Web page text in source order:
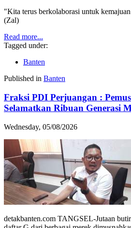
"Kita terus berkolaborasi untuk
(Zal)
Read more...
Tagged under:
Banten
Published in Banten
Fraksi PDI Perjuangan :
Selamatkan Ribuan Generasi
Wednesday, 05/08/2026
detakbanten.com TANGSEL-Jutaan